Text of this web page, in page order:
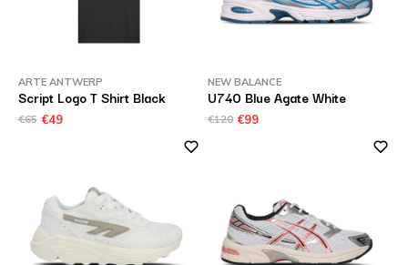
ARTE ANTWERP
Script Logo T Shirt Black
€65 €49
NEW BALANCE
U740 Blue Agate White
€120 €99